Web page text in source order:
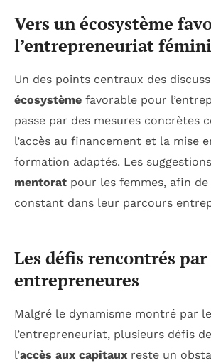
Vers un écosystème
l’entrepreneuriat
Un des points centraux des
écosystème favorable pour
passe par des mesures concrètes
l’accès au financement et la mise
formation adaptés. Les
mentorat pour les femmes, afin
constant dans leur parcours
Les défis rencontrés
entrepreneures
Malgré le dynamisme montré par
l’entrepreneuriat, plusieurs défis
l’accès aux capitaux reste un